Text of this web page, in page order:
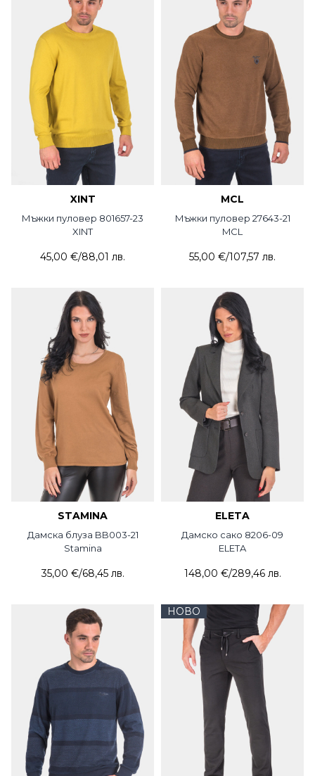
XINT
Мъжки пуловер 801657-23
XINT
45,00 €/88,01 лв.
MCL
Мъжки пуловер 27643-21
MCL
55,00 €/107,57 лв.
STAMINA
Дамска блуза BB003-21
Stamina
35,00 €/68,45 лв.
ELETA
Дамско сако 8206-09
ELETA
148,00 €/289,46 лв.
НОВО